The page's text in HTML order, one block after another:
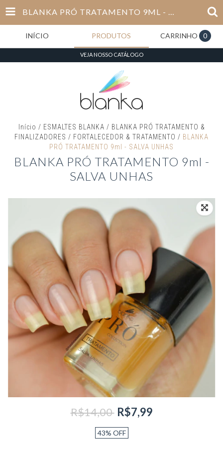
BLANKA PRÓ TRATAMENTO 9ML - SALVA UNHAS
INÍCIO PRODUTOS CARRINHO 0
VEJA NOSSO CATÁLOGO
Início / ESMALTES BLANKA / BLANKA PRÓ TRATAMENTO &
FINALIZADORES / FORTALECEDOR & TRATAMENTO / BLANKA
PRÓ TRATAMENTO 9ml - SALVA UNHAS
BLANKA PRÓ TRATAMENTO 9ml -
SALVA UNHAS
R$14,00 R$7,99
43% OFF